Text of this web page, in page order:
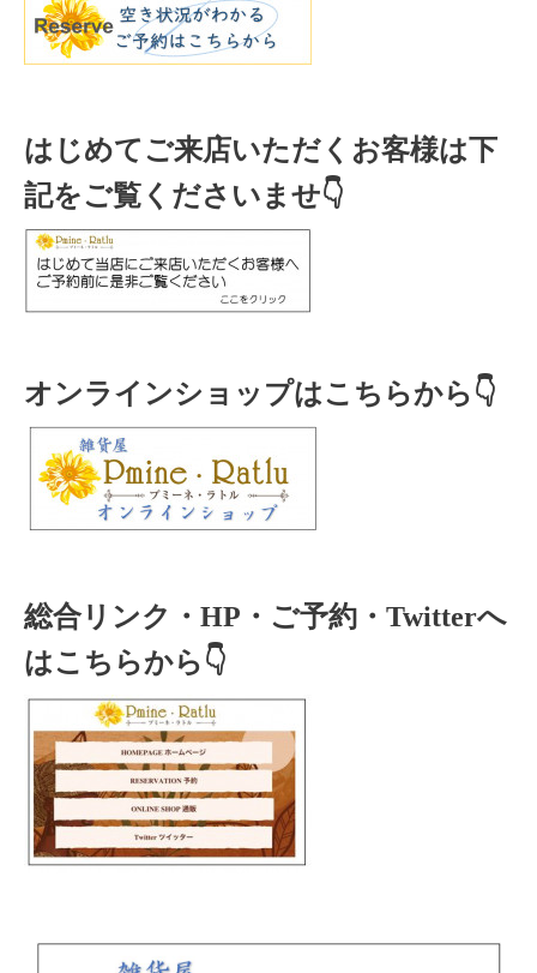
はじめてご来店いただくお客様は下
記をご覧くださいませ👇
オンラインショップはこちらから👇
総合リンク・HP・ご予約・Twitterへ
はこちらから👇